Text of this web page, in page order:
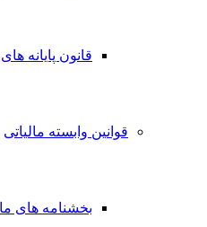
قانون پایانه
قوانین وابسته مالیاتی
بخشنامه های